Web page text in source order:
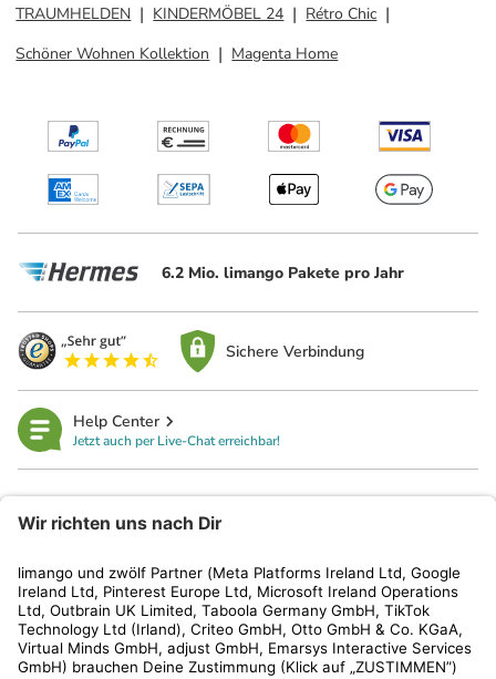
TRAUMHELDEN
KINDERMÖBEL 24
Rétro Chic
Schöner Wohnen Kollektion
Magenta Home
6.2 Mio. limango Pakete pro Jahr
Sichere Verbindung
Help Center
Jetzt auch per Live-Chat erreichbar!
Kundenservice
Shop